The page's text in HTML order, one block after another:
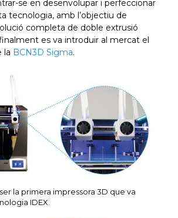
se en desenvolupar i perfeccionar
tecnologia, amb l’objectiu de
completa de doble extrusió
es va introduir al mercat el
la BCN3D Sigma.
la primera impressora 3D que va
IDEX.